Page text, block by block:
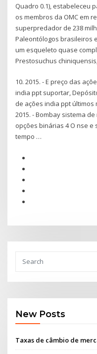
Quadro 0.1), estabeleceu
os membros da OMC em
superpredador de 238
Paleontólogos brasileiros
um esqueleto quase
Prestosuchus
10. 2015. - E preço das
india ppt suportar,
de ações india ppt
2015. - Bombay sistema
opções binárias 4 O nse
tempo …
New Posts
Taxas de câmbio de